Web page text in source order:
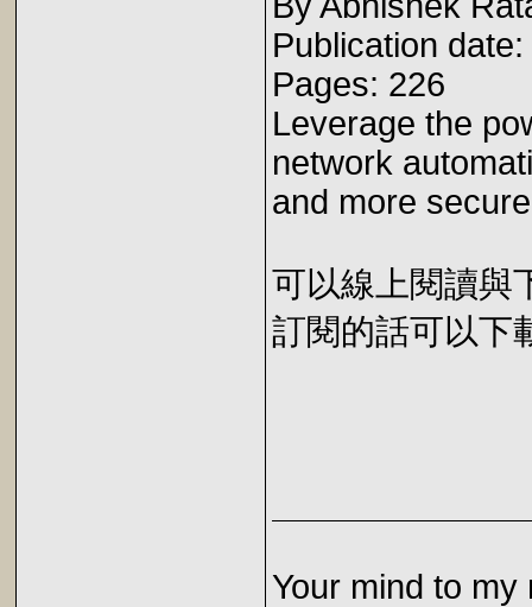
Publication
Pages: 226
Leverage the
network
and more secure
可以線上閱讀與
訂閱的話可以下
Your mind to my